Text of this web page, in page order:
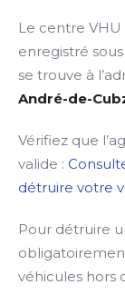
Le centre VHU
enregistré
se trouve à
André-de-
Vérifiez que
valide :
détruire votre
Pour détruire
véhicules hors